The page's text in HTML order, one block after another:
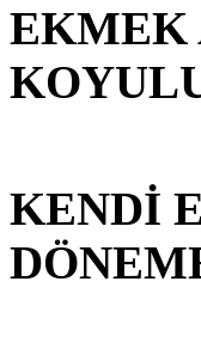
EKMEK
KENDİ